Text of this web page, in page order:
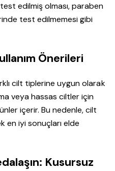
edilmiş olması, paraben
test edilmemesi gibi
Önerileri
cilt tiplerine uygun olarak
veya hassas ciltler için
içerir. Bu nedenle, cilt
en iyi sonuçları elde
Kusursuz